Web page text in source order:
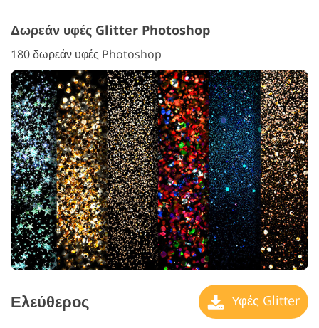
Δωρεάν υφές Glitter Photoshop
180 δωρεάν υφές Photoshop
Ελεύθερος Υφές Glitter